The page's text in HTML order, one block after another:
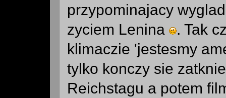
przypominajacy
zyciem Lenina
. Tak
klimaczie 'jestesmy
tylko konczy sie
Reichstagu a potem